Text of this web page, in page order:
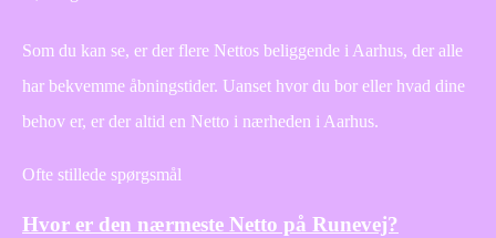
Som du kan se, er der flere Nettos beliggende i Aarhus, der alle
har bekvemme åbningstider. Uanset hvor du bor eller hvad dine
behov er, er der altid en Netto i nærheden i Aarhus.
Ofte stillede spørgsmål
Hvor er den nærmeste Netto på Runevej?